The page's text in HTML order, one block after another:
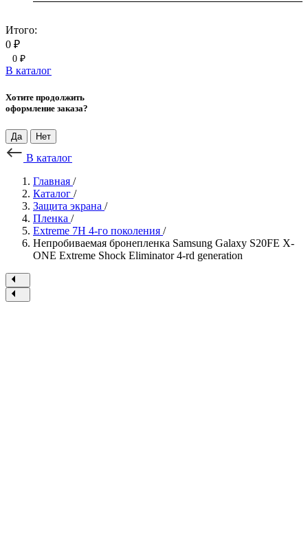
Итого:
0 ₽
0 ₽
В каталог
Хотите продолжить
оформление заказа?
Да Нет
В каталог
Главная /
Каталог /
Защита экрана /
Пленка /
Extreme 7H 4-го поколения /
Непробиваемая бронепленка Samsung Galaxy S20FE X-
ONE Extreme Shock Eliminator 4-rd generation